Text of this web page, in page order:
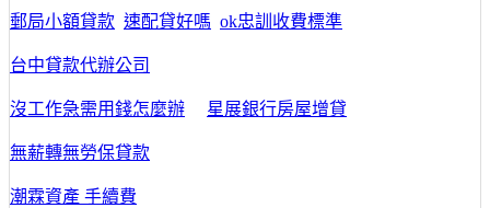
郵局小額貸款 速配貸好嗎 ok忠訓收費標準
台中貸款代辦公司
沒工作急需用錢怎麼辦 星展銀行房屋增貸
無薪轉無勞保貸款
潮霖資產 手續費